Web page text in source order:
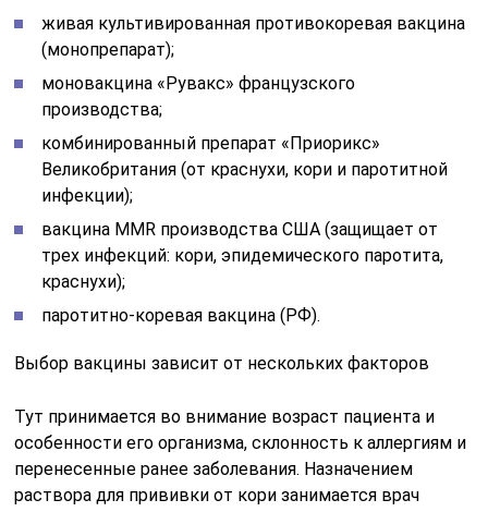
живая культивированная противокоревая вакцина
(монопрепарат);
моновакцина «Рувакс» французского
производства;
комбинированный препарат «Приорикс»
Великобритания (от краснухи, кори и паротитной
инфекции);
вакцина MMR производства США (защищает от
трех инфекций: кори, эпидемического паротита,
краснухи);
паротитно-коревая вакцина (РФ).
Выбор вакцины зависит от нескольких факторов
Тут принимается во внимание возраст пациента и
особенности его организма, склонность к аллергиям и
перенесенные ранее заболевания. Назначением
раствора для прививки от кори занимается врач